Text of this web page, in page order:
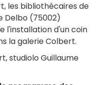
les bibliothécaires de
Delbo (75002)
l'installation d'un coin
la galerie Colbert.
studiolo Guillaume